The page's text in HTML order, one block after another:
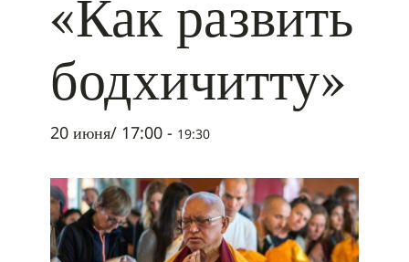
«Как развить
бодхичитту»
20 июня/ 17:00 - 19:30